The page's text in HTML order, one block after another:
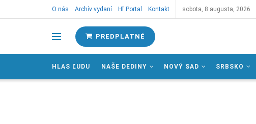
O nás Archív vydaní Hľ Portal Kontakt sobota, 8 augusta, 2026
PREDPLATNÉ
HLAS ĽUDU NAŠE DEDINY NOVÝ SAD SRBSKO